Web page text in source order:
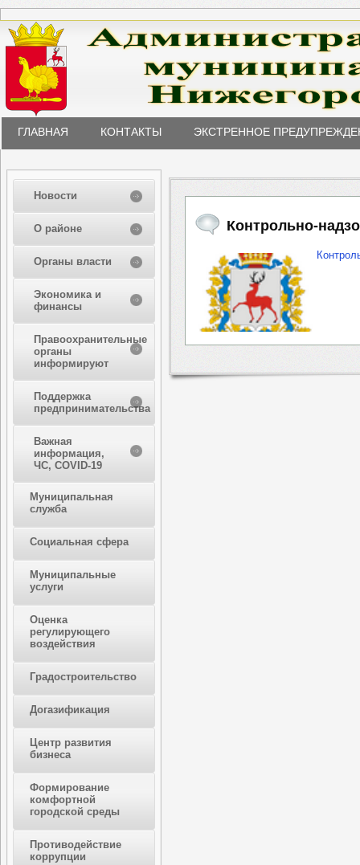
ГЛАВНАЯ КОНТАКТЫ ЭКСТРЕННОЕ
Новости
О районе
Органы власти
Экономика и
финансы
Правоохранительные
органы
информируют
Поддержка
предпринимательства
Важная
информация,
ЧС, COVID-19
Муниципальная
служба
Социальная сфера
Муниципальные
услуги
Оценка
регулирующего
воздействия
Градостроительство
Догазификация
Центр развития
бизнеса
Формирование
комфортной
городской среды
Противодействие
коррупции
Контрольно-